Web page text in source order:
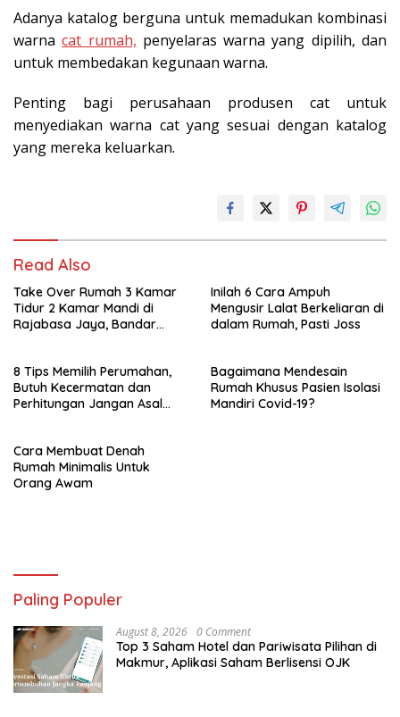
Adanya katalog berguna untuk memadukan kombinasi
warnacat rumah, penyelaras warna yang dipilih, dan
untuk membedakan kegunaan warna.
Penting bagi perusahaan produsen cat untuk
menyediakan warna cat yang sesuai dengan katalog
yang mereka keluarkan.
Read Also
Take Over Rumah 3 Kamar
Tidur 2 Kamar Mandi di
Rajabasa Jaya, Bandar
Inilah 6 Cara Ampuh
Mengusir Lalat Berkeliaran di
dalam Rumah, Pasti Joss
8 Tips Memilih Perumahan,
Butuh Kecermatan dan
Perhitungan Jangan Asal
Bagaimana Mendesain
Rumah Khusus Pasien Isolasi
Mandiri Covid-19?
Cara Membuat Denah
Rumah Minimalis Untuk
Orang Awam
Paling Populer
August 8, 2026 0 Comment
Top 3 Saham Hotel dan Pariwisata Pilihan di
Makmur, Aplikasi Saham Berlisensi OJK